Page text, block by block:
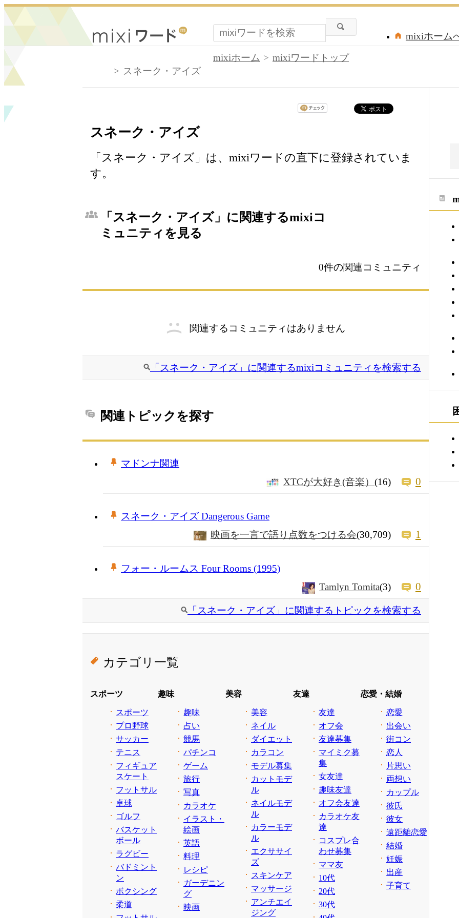
mixiホーム
mixiホーム
mixiワードトップ
スネーク・アイズ
スネーク・アイズ
「スネーク・アイズ」は、mixiワードの直下に登録されていま
す。
「スネーク・アイズ」に関連するmixiコ
ミュニティを見る
0件の関連コミュニティ
関連するコミュニティはありません
「スネーク・アイズ」に関連するmixiコミュニティを検索する
関連トピックを探す
マドンナ関連
XTCが大好き(音楽） (16) 0
スネーク・アイズ Dangerous Game
映画を一言で語り点数をつける会(30,709) 1
フォー・ルームス Four Rooms (1995)
Tamlyn Tomita(3) 0
「スネーク・アイズ」に関連するトピックを検索する
カテゴリ一覧
スポーツ
スポーツ
プロ野球
サッカー
テニス
フィギュア
スケート
フットサル
卓球
ゴルフ
バスケット
ボール
ラグビー
バドミント
ン
ボクシング
柔道
趣味
趣味
占い
競馬
パチンコ
ゲーム
旅行
写真
カラオケ
イラスト・
絵画
英語
料理
レシピ
ガーデニン
グ
映画
美容
美容
ネイル
ダイエット
カラコン
モデル募集
カットモデ
ル
ネイルモデ
ル
カラーモデ
ル
エクササイ
ズ
スキンケア
マッサージ
アンチエイ
ジング
友達
友達
オフ会
友達募集
マイミク募
集
女友達
趣味友達
オフ会友達
カラオケ友
達
コスプレ合
わせ募集
ママ友
10代
20代
30代
恋愛・結婚
恋愛
出会い
街コン
恋人
片思い
両想い
カップル
彼氏
彼女
遠距離恋愛
結婚
妊娠
出産
子育て